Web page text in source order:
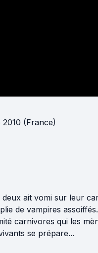
2010 (France)
ait vomi sur leur
de vampires
carnivores qui les
se prépare...